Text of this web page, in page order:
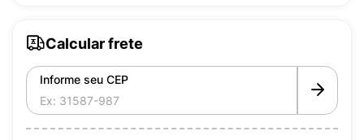
Calcular frete
Informe seu CEP